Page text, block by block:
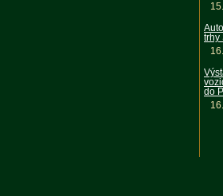
trhy
do